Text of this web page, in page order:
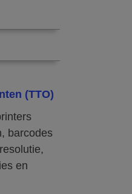
(TTO)
barcodes
en